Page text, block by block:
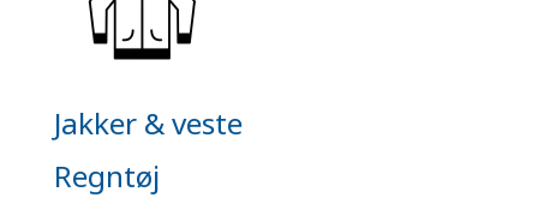
Jakker & veste
Regntøj